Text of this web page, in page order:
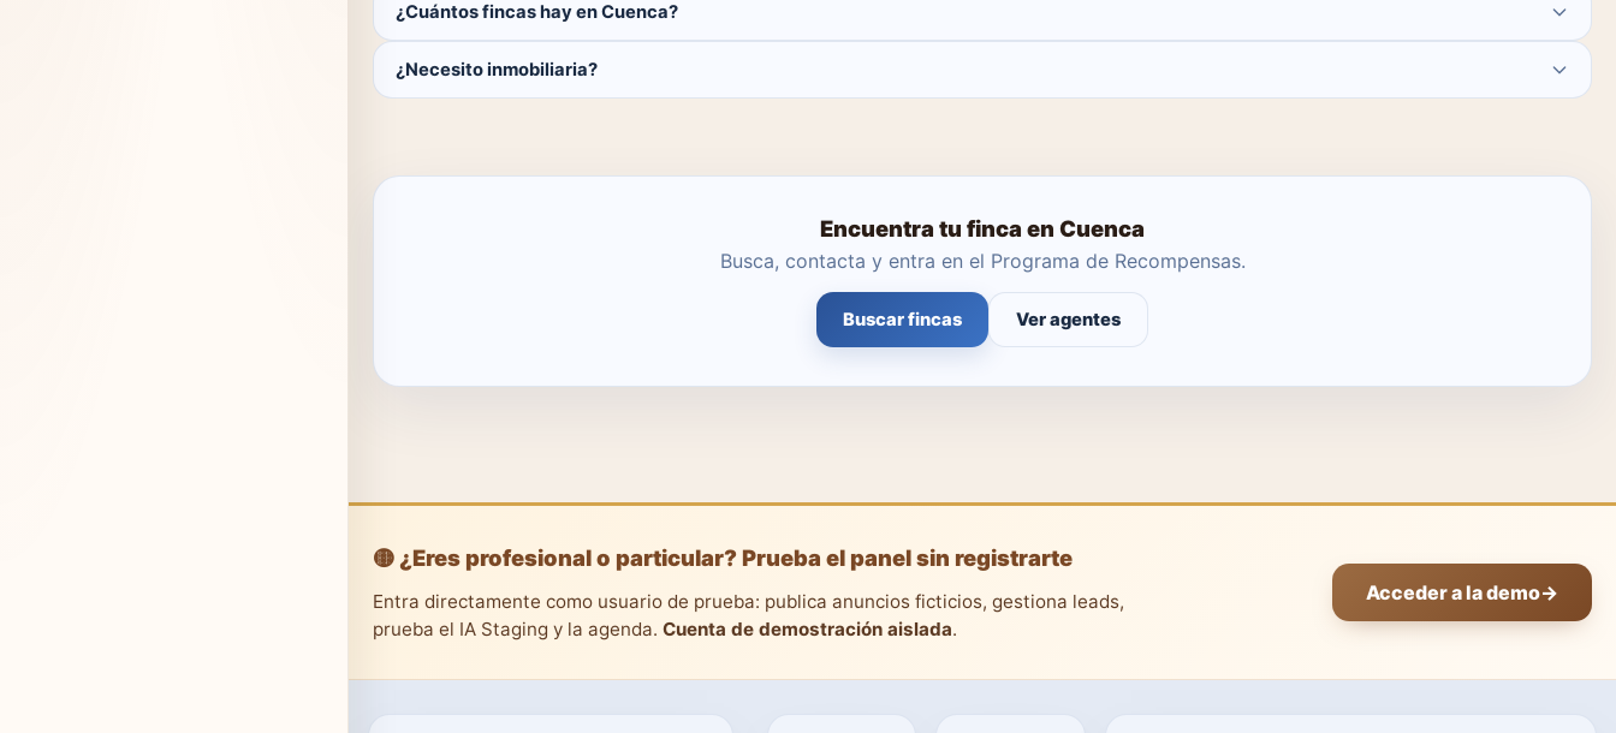
¿Cuántos fincas hay en Cuenca?
¿Necesito inmobiliaria?
Encuentra tu finca en Cuenca
Busca, contacta y entra en el Programa de Recompensas.
Buscar fincas Ver agentes
🟡 ¿Eres profesional o particular? Prueba el panel sin registrarte
Entra directamente como usuario de prueba: publica anuncios ficticios, gestiona leads,
prueba el IA Staging y la agenda. Cuenta de demostración aislada.
Acceder a la demo→